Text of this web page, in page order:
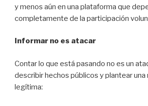
y menos aún en una plataforma que
completamente de la participación
Informar no es atacar
Contar lo que está pasando no es un
describir hechos públicos y plantear una
legítima: